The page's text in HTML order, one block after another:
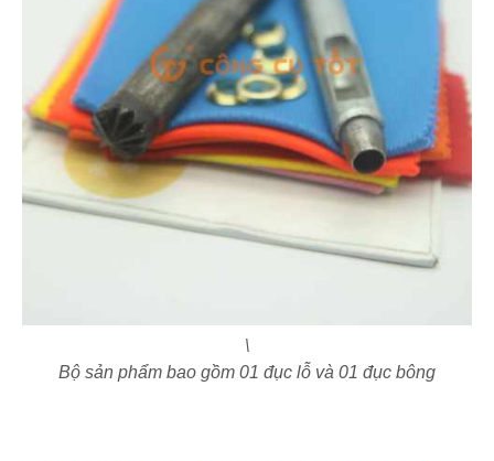
\
Bộ sản phẩm bao gồm 01 đục lỗ và 01 đục bông